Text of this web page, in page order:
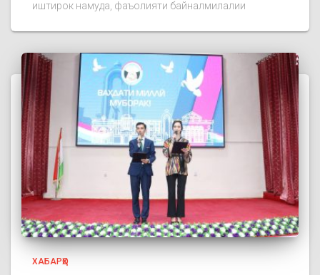
иштирок намуда, фаъолияти байналмилалии
ХАБАРҲО